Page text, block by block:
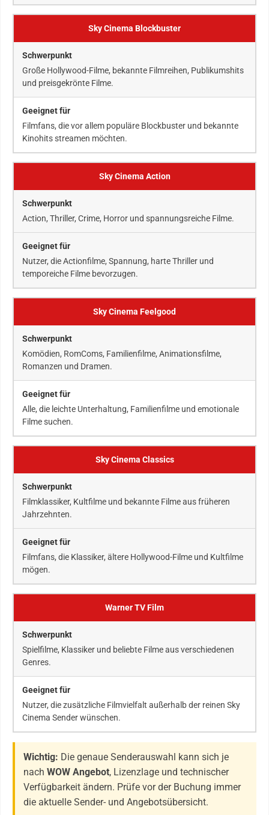
Sky Cinema Blockbuster
Große Hollywood-Filme, bekannte Filmreihen, Publikumshits
und preisgekrönte Filme.
Filmfans, die vor allem populäre Blockbuster und bekannte
Kinohits streamen möchten.
Sky Cinema Action
Action, Thriller, Crime, Horror und spannungsreiche Filme.
Nutzer, die Actionfilme, Spannung, harte Thriller und
temporeiche Filme bevorzugen.
Sky Cinema Feelgood
Komödien, RomComs, Familienfilme, Animationsfilme,
Romanzen und Dramen.
Alle, die leichte Unterhaltung, Familienfilme und emotionale
Filme suchen.
Sky Cinema Classics
Filmklassiker, Kultfilme und bekannte Filme aus früheren
Jahrzehnten.
Filmfans, die Klassiker, ältere Hollywood-Filme und Kultfilme
mögen.
Warner TV Film
Spielfilme, Klassiker und beliebte Filme aus verschiedenen
Genres.
Nutzer, die zusätzliche Filmvielfalt außerhalb der reinen Sky
Cinema Sender wünschen.
Wichtig: Die genaue Senderauswahl kann sich je
nach WOW Angebot, Lizenzlage und technischer
Verfügbarkeit ändern. Prüfe vor der Buchung immer
die aktuelle Sender- und Angebotsübersicht.